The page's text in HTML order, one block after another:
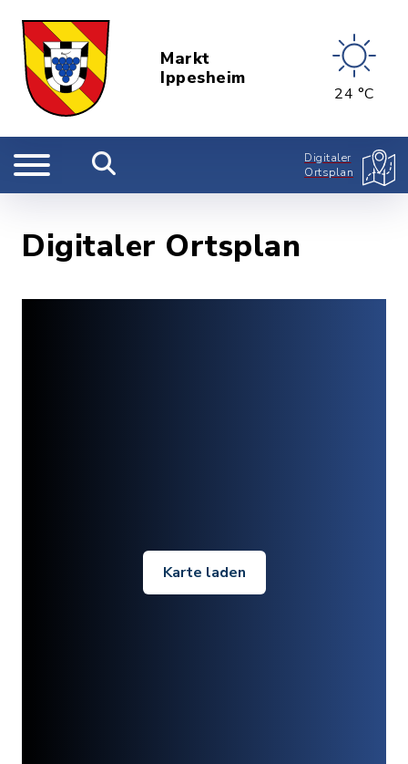
Markt
Ippesheim
24 °C
Digitaler
Ortsplan
Digitaler Ortsplan
Karte laden